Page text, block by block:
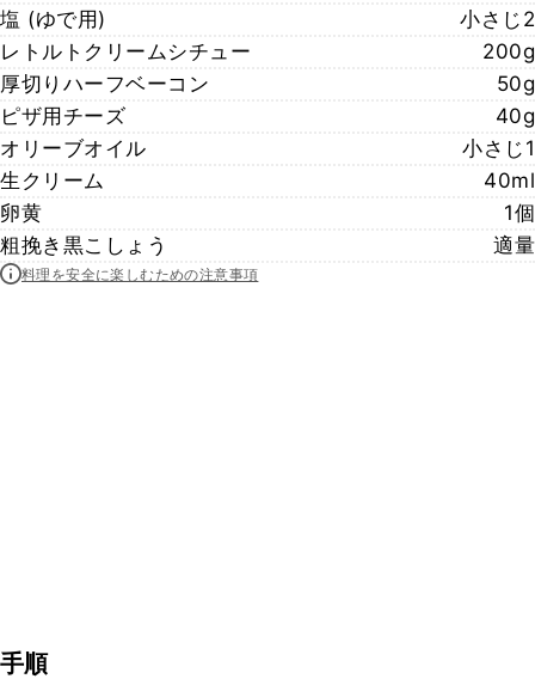
塩 (ゆで用)
小さじ2
レトルトクリームシチュー
200g
厚切りハーフベーコン
50g
ピザ用チーズ
40g
オリーブオイル
小さじ1
生クリーム
40ml
卵黄
1個
粗挽き黒こしょう
適量
料理を安全に楽しむための注意事項
手順